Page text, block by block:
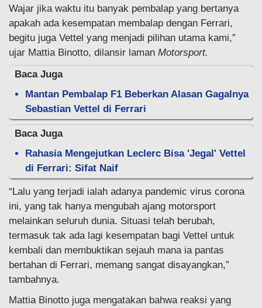
Wajar jika waktu itu banyak pembalap yang bertanya
apakah ada kesempatan membalap dengan Ferrari,
begitu juga Vettel yang menjadi pilihan utama kami,”
ujar Mattia Binotto, dilansir laman Motorsport.
Baca Juga
Mantan Pembalap F1 Beberkan Alasan Gagalnya
Sebastian Vettel di Ferrari
Baca Juga
Rahasia Mengejutkan Leclerc Bisa 'Jegal' Vettel
di Ferrari: Sifat Naif
“Lalu yang terjadi ialah adanya pandemic virus corona
ini, yang tak hanya mengubah ajang motorsport
melainkan seluruh dunia. Situasi telah berubah,
termasuk tak ada lagi kesempatan bagi Vettel untuk
kembali dan membuktikan sejauh mana ia pantas
bertahan di Ferrari, memang sangat disayangkan,”
tambahnya.
Mattia Binotto juga mengatakan bahwa reaksi yang